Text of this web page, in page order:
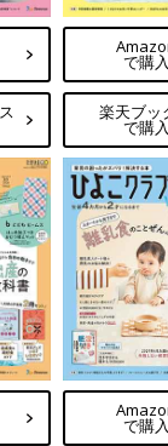
で購入
楽天ブッ
で購入
で購入